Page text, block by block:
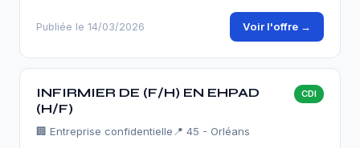
Publiée le 14/03/2026 Voir l'offre →
INFIRMIER DE (F/H) EN EHPAD
(H/F)
CDI
🏢 Entreprise confidentielle 📍 45 - Orléans